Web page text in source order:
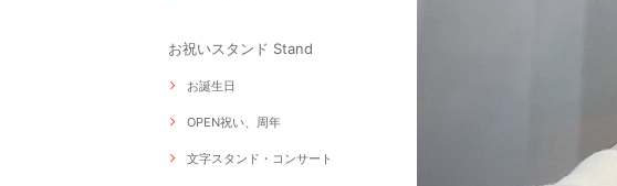
お祝いスタンド Stand
お誕生日
OPEN祝い、周年
文字スタンド・コンサート